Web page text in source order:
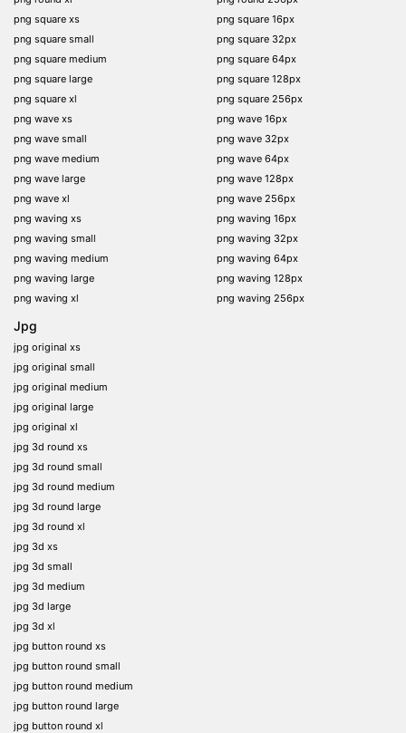
png square xs
png square small
png square medium
png square large
png square xl
png wave xs
png wave small
png wave medium
png wave large
png wave xl
png waving xs
png waving small
png waving medium
png waving large
png waving xl
png square 16px
png square 32px
png square 64px
png square 128px
png square 256px
png wave 16px
png wave 32px
png wave 64px
png wave 128px
png wave 256px
png waving 16px
png waving 32px
png waving 64px
png waving 128px
png waving 256px
Jpg
jpg original xs
jpg original small
jpg original medium
jpg original large
jpg original xl
jpg 3d round xs
jpg 3d round small
jpg 3d round medium
jpg 3d round large
jpg 3d round xl
jpg 3d xs
jpg 3d small
jpg 3d medium
jpg 3d large
jpg 3d xl
jpg button round xs
jpg button round small
jpg button round medium
jpg button round large
jpg button round xl